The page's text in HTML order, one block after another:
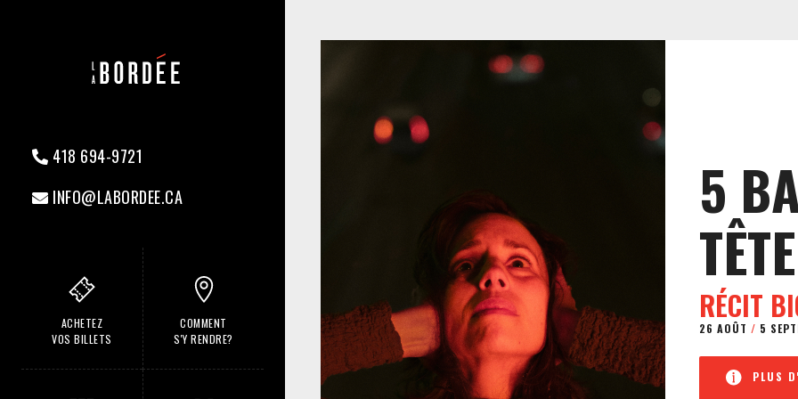
418 694-9721
INFO@LABORDEE.CA
ACHETEZ
VOS BILLETS
COMMENT
S'Y RENDRE?
5
TÊTE
RÉCIT
26 AOÛT / 5
PLUS